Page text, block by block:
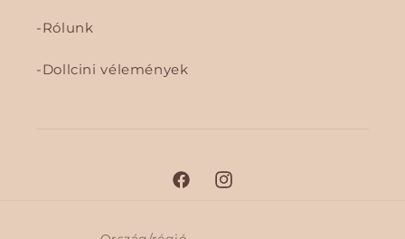
Rólunk
Dollcini vélemények
F
c
I